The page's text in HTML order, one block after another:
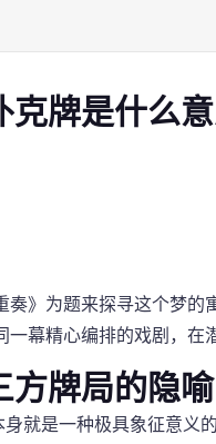
克牌是什么
奏》为题来探寻这个梦的
幕精心编排的戏剧，在
方牌局的隐喻
身就是一种极具象征意义